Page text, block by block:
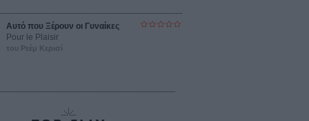
Αυτό που Ξέρουν οι Γυναίκες
Pour le Plaisir
του Ρεέμ Κερισί